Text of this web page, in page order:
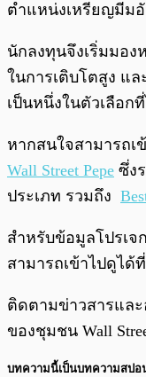
ตำแหน่งเหรียญมีม
นักลงทุนจึงเริ่มมอง
ในการเติบโตสูง แล
เป็นหนึ่งในตัวเลือก
หากสนใจสามารถเ
Wall Street Pepe ซึ่ง
ประเภท รวมถึง
สำหรับข้อมูลโปรเจก
สามารถเข้าไปดูได้ที่
ติดตามข่าวสารแล
ของชุมชน Wall
บทความนี้เป็นบทความสปอ